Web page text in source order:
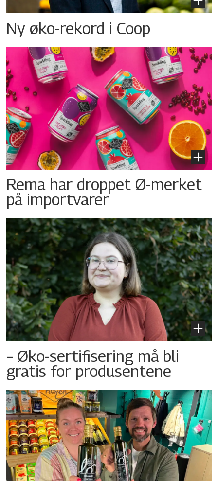
Ny øko-rekord i Coop
Rema har droppet Ø-merket
på importvarer
– Øko-sertifisering må bli
gratis for produsentene